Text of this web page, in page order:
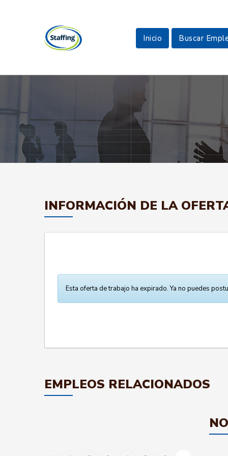
Inicio Buscar
INFORMACIÓN DE LA
Esta oferta de trabajo ha expirado. Ya no puedes
EMPLEOS RELACIONADOS